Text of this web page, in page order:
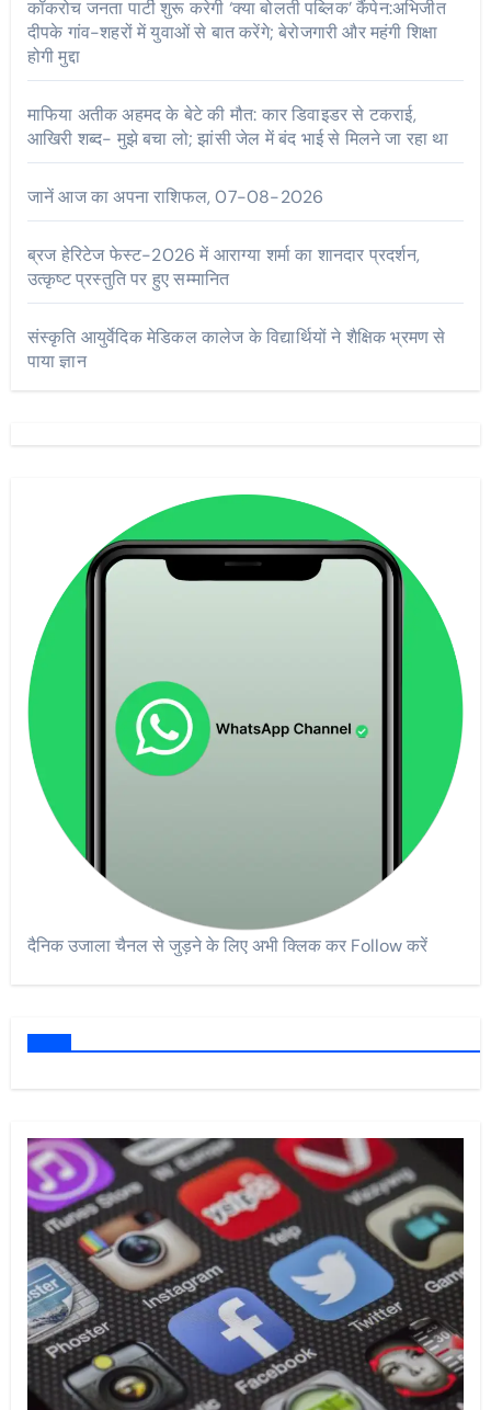
कॉकरोच जनता पार्टी शुरू करेगी ‘क्या बोलती पब्लिक’ कैंपेन:अभिजीत
दीपके गांव-शहरों में युवाओं से बात करेंगे; बेरोजगारी और महंगी शिक्षा
होगी मुद्दा
माफिया अतीक अहमद के बेटे की मौत: कार डिवाइडर से टकराई,
आखिरी शब्द- मुझे बचा लो; झांसी जेल में बंद भाई से मिलने जा रहा था
जानें आज का अपना राशिफल, 07-08-2026
ब्रज हेरिटेज फेस्ट-2026 में आराग्या शर्मा का शानदार प्रदर्शन,
उत्कृष्ट प्रस्तुति पर हुए सम्मानित
संस्कृति आयुर्वेदिक मेडिकल कालेज के विद्यार्थियों ने शैक्षिक भ्रमण से
पाया ज्ञान
दैनिक उजाला चैनल से जुड़ने के लिए अभी क्लिक कर Follow करें